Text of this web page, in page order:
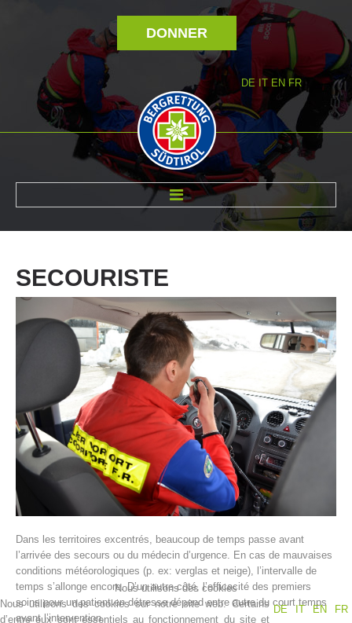
DONNER
DE IT EN FR
Histoire de l'association
SECOURISTE
Dans les territoires excentrés, beaucoup de temps passe avant
l’arrivée des secours ou du médecin d’urgence. En cas de mauvaises
conditions météorologiques (p. ex: verglas et neige), l’intervalle de
temps s’allonge encore. D’un autre côté, l’efficacité des premiers
soins pour un patient en détresse dépend entre autre du court temps
avant l’intervention.
Nous utilisons des cookies
DE
IT EN FR
Nous utilisons des cookies sur notre site web. Certains
d’entre eux sont essentiels au fonctionnement du site et